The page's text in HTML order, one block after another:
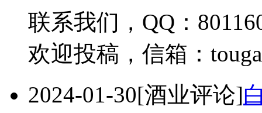
联系我们，QQ：
欢迎投稿，信箱：
2024-01-30[酒业评论]